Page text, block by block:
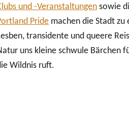
und -Veranstaltungen sowie
Pride machen die Stadt zu
transidente und queere
uns kleine schwule Bärchen
Wildnis ruft.